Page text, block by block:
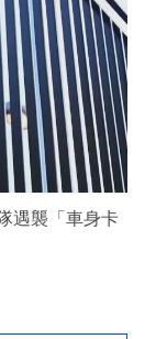
遇襲「車身卡